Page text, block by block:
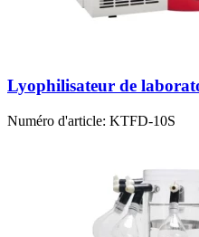
Lyophilisateur de
Numéro d'article: KTFD-10S